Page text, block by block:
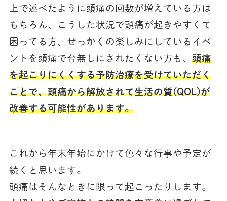
上で述べたように頭痛の回数が増えている方は
もちろん、こうした状況で頭痛が起きやすくて
困ってる方、せっかくの楽しみにしているイベ
ントを頭痛で台無しにされたくない方も、 頭痛
を起こりにくくする予防治療を受けていただく
ことで、頭痛から解放されて生活の質(QOL)が
改善する可能性があります。
これから年末年始にかけて色々な行事や予定が
続くと思います。
頭痛はそんなときに限って起こったりします。